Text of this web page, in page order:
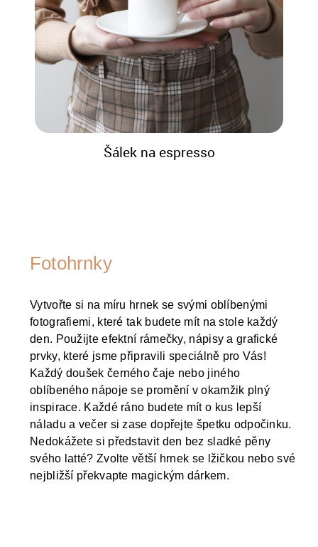
Šálek na espresso
Fotohrnky
Vytvořte si na míru hrnek se svými oblíbenými
fotografiemi, které tak budete mít na stole každý
den. Použijte efektní rámečky, nápisy a grafické
prvky, které jsme připravili speciálně pro Vás!
Každý doušek černého čaje nebo jiného
oblíbeného nápoje se promění v okamžik plný
inspirace. Každé ráno budete mít o kus lepší
náladu a večer si zase dopřejte špetku odpočinku.
Nedokážete si představit den bez sladké pěny
svého latté? Zvolte větší hrnek se lžičkou nebo své
nejbližší překvapte magickým dárkem.